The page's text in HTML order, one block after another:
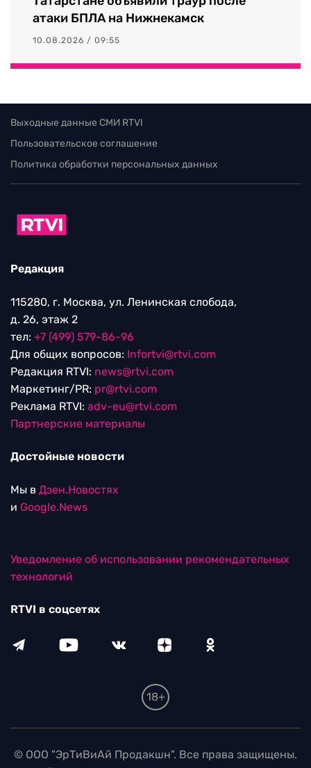
атаки БПЛА на Нижнекамск
10.08.2026 / 09:55
Выходные данные СМИ RTVI
Пользовательское соглашение
Политика обработки персональных данных
Редакция
115280, г. Москва, ул. Ленинская слобода,
д. 26, этаж 2
тел: +7 (499) 579-86-96
Для общих вопросов: Infortvi@rtvi.com
Редакция RTVI: news@rtvi.com
Маркетинг/PR: pr@rtvi.com
Реклама RTVI: adv-eu@rtvi.com
Партнерские материалы
Достойные новости
Мы в Дзен.Новостях
и Google.News
Уведомление об использовании рекомендательных
технологий
RTVI в соцсетях
18+
© ООО "ЭрТиВиАй Продакшн". Все права защищены.